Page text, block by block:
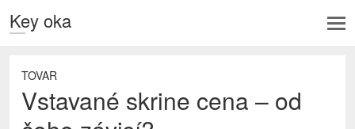
Key oka
TOVAR
Vstavané skrine cena – od